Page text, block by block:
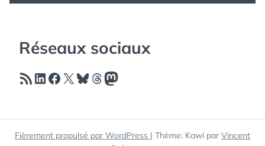
Réseaux sociaux
Flux RSSLinkedIn
Facebook
X Bluesky
Threads
Mastodon
Fièrement propulsé par WordPress | Thème: Kawi par Vincent